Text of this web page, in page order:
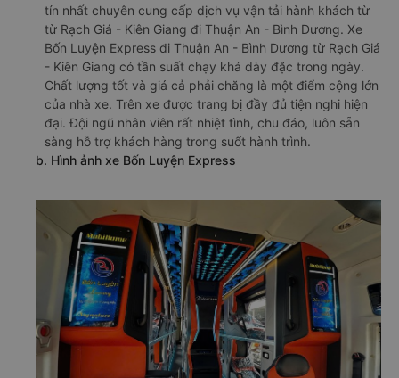
tín nhất chuyên cung cấp dịch vụ vận tải hành khách từ
từ Rạch Giá - Kiên Giang đi Thuận An - Bình Dương. Xe
Bốn Luyện Express đi Thuận An - Bình Dương từ Rạch Giá
- Kiên Giang có tần suất chạy khá dày đặc trong ngày.
Chất lượng tốt và giá cả phải chăng là một điểm cộng lớn
của nhà xe. Trên xe được trang bị đầy đủ tiện nghi hiện
đại. Đội ngũ nhân viên rất nhiệt tình, chu đáo, luôn sẵn
sàng hỗ trợ khách hàng trong suốt hành trình.
b. Hình ảnh xe Bốn Luyện Express